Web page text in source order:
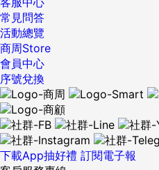
常見問答
活動總覽
商周Store
會員中心
序號兌換
下載App抽好禮 訂閱電子報